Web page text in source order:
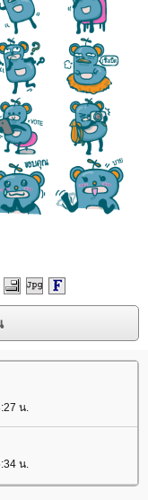
น.
น.